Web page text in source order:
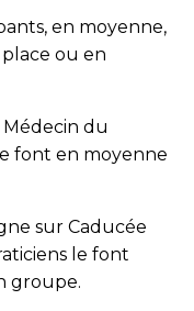
en moyenne,
place ou en
du
font en moyenne
sur Caducée
le font
groupe.